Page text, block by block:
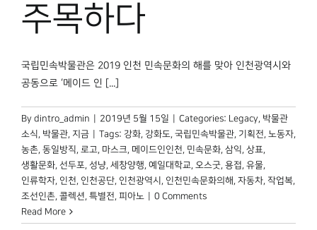
주목하다
국립민속박물관은 2019 인천 민속문화의 해를 맞아 인천광역시와
공동으로 ‘메이드 인 [...]
By dintro_admin 2019년 5월 15일 Categories: Legacy, 박물관
소식, 박물관, 지금 Tags: 강화, 강화도, 국립민속박물관, 기획전, 노동자,
농촌, 동일방직, 로고, 마스크, 메이드인인천, 민속문화, 삼익, 상표,
생활문화, 선두포, 성냥, 세창양행, 예일대학교, 오스굿, 용접, 유물,
인류학자, 인천, 인천공단, 인천광역시 , 인천민속문화의해 , 자동차, 작업복,
조선인촌, 콜렉션, 특별전, 피아노
0 Comments
Read More